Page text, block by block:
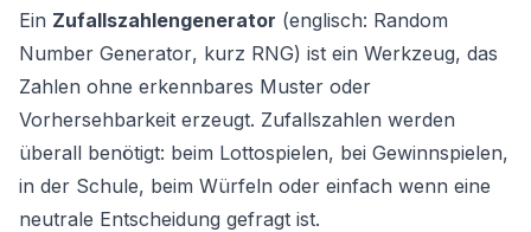
Ein Zufallszahlengenerator (englisch: Random
Number Generator, kurz RNG) ist ein Werkzeug, das
Zahlen ohne erkennbares Muster oder
Vorhersehbarkeit erzeugt. Zufallszahlen werden
überall benötigt: beim Lottospielen, bei Gewinnspielen,
in der Schule, beim Würfeln oder einfach wenn eine
neutrale Entscheidung gefragt ist.